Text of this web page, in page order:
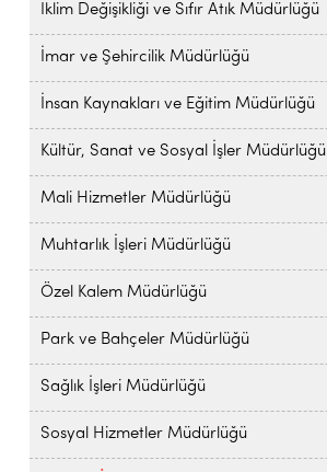
İklim Değişikliği ve Sıfır Atık Müdürlüğü
İmar ve Şehircilik Müdürlüğü
İnsan Kaynakları ve Eğitim Müdürlüğü
Kültür, Sanat ve Sosyal İşler Müdürlüğü
Mali Hizmetler Müdürlüğü
Muhtarlık İşleri Müdürlüğü
Özel Kalem Müdürlüğü
Park ve Bahçeler Müdürlüğü
Sağlık İşleri Müdürlüğü
Sosyal Hizmetler Müdürlüğü